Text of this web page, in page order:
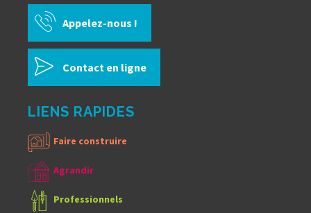
Appelez-nous !
Contact en ligne
LIENS RAPIDES
Faire construire
Agrandir
Professionnels